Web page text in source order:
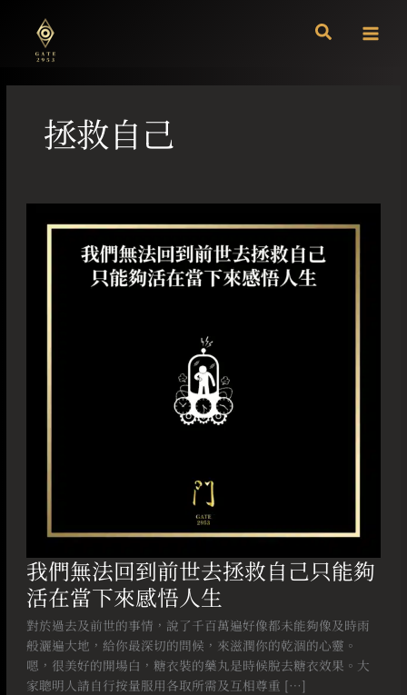
內
拯救自己
我們無法回到前世去拯救自己只能夠
活在當下來感悟人生
對於過去及前世的事情，說了千百萬遍好像都未能夠像及時雨
般灑遍大地，給你最深切的問候，來滋潤你的乾涸的心靈。
嗯，很美好的開場白，糖衣裝的藥丸是時候脫去糖衣效果。大
家聰明人請自行按量服用各取所需及互相尊重 […]
下
來
感
悟
人
生